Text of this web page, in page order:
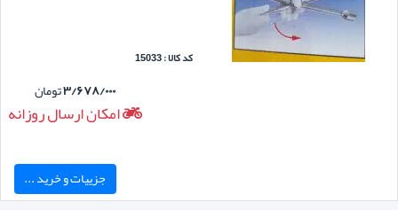
کد کالا : 15033
۳/۶۷۸/۰۰۰تومان
امکان ارسال روزانه
جزییات و خرید ...